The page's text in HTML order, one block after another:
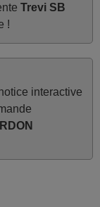
est
Radio-
donner une
gamme des
FRANCE
Trevi SB
!
interactive